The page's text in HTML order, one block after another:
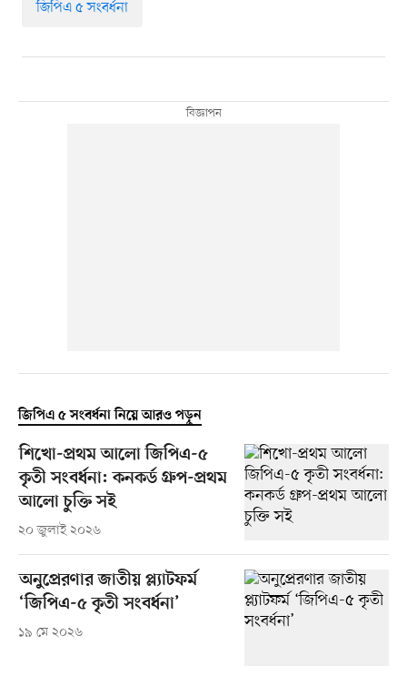
জিপিএ ৫ সংবর্ধনা
জিপিএ ৫ সংবর্ধনা নিয়ে আরও পড়ুন
শিখো-প্রথম আলো জিপিএ-৫
কৃতী সংবর্ধনা: কনকর্ড গ্রুপ-প্রথম
আলো চুক্তি সই
২০ জুলাই ২০২৬
অনুপ্রেরণার জাতীয় প্ল্যাটফর্ম
‘জিপিএ-৫ কৃতী সংবর্ধনা’
১৯ মে ২০২৬